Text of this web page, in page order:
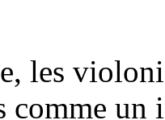
les
comme un